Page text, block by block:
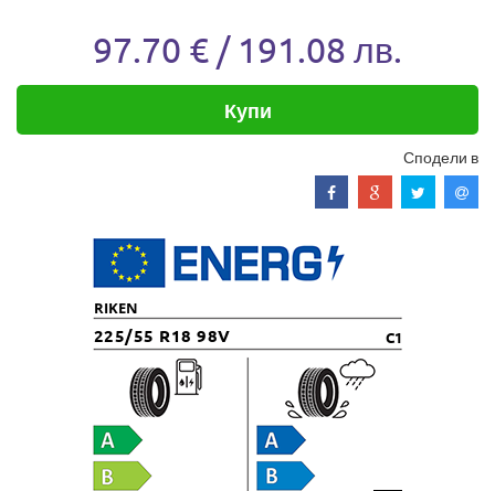
97.70 € / 191.08 лв.
Купи
Сподели в
RIKEN
225/55 R18 98V C1